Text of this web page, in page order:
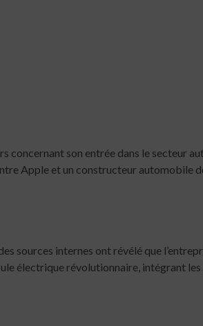
concernant son entrée dans le secteur
Apple et un constructeur automobile
sources internes ont révélé que
électrique révolutionnaire, intégrant